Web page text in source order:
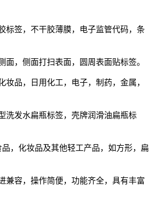
标签，不干胶薄膜，电子监管代码，条
面，侧面打扫表面，圆周表面贴标签。
妆品，日用化工，电子，制药，金属，
洗发水扁瓶标签，壳牌润滑油扁瓶标
，化妆品及其他轻工产品，如方形，扁
兼容，操作简便，功能齐全，具有丰富